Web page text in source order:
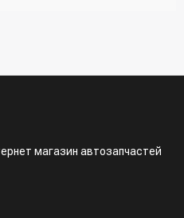
и уточнения данных.
по телефонном режиме
через доступные
через корзину
магазин автозапчастей